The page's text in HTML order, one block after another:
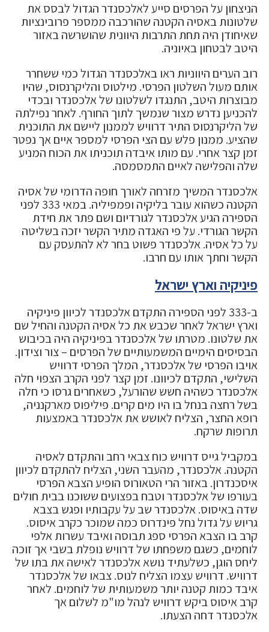
הניצחון על הפרסים סייע לאלכסנדר הגדול לבסס את
שלטונות באסיה הקטנה שהורכבה ממספר פרובינציות
שאיחודן היה תחת התרבות היוונית שהושרשה באזור
היטב לבטחון באיוניה.
רוב הערים היווניות ראו באלכסנדר הגדול כמי ששחרר
אותם מעול השלטון הפרסי. מילטוס והליקרנסוס, שהיו
מבוצרות היטב, התנגדו לשלטונו של אלכסנדר ובכדי
להכניען נדרש מצור שנמשך לתוך החורף. לאחר נפילתה
של הליקרנסוס התיר דרוויש לממנון ליישם את התוכנית
שהציע. ממנון פלש עם הצי הפרסי למספר איים אך נפטר
זמן קצר אחרי. עם מותו איבדה תוכניתו את הכוח המניע
שלה והפלישה לאיים התמסמסה.
אלכסנדר המשיך מזרחה לאורך חופה הדרומי של אסיה
הקטנה כשהוא עובר בליקיה ופמפיליה. במאי 333 לפני
הספירה הגיע אלכסנדר לגורדיום ושם פתר את חידת
הקשר הגורדי. על פי האגדה מתיר הקשר יזכה בשליטה
על כל אסיה. אלכסנדר פשוט בחר לא להתעסק עם
הקשר וחתך אותו עם חרבו.
פיניקיה וארץ ישראל
ב-333 לפני הספירה התקדם אלכסנדר לכיוון פיניקיה
וארץ ישראל לאחר שכבש את כל אסיה הקטנה והחיל שם
את שלטונו. מטרתו של אלכסנדר בפיניקיה היה בכיבוש
הבסיסים הימיים המשמעותיים של הפרסים – צור וצידון.
אויבו הפרסי של אלכסנדר, המלך הפרסי דרוויש
השלישי, התקדם לכיוונו. זמן קצר לפני הקרב הצפוי חלה
אלכסנדר כשהיה חשש שהורעל, כשאחרים גרסו כי חלה
בשל רחצה בנחל בו היו מים קרים. פיליפוס מארקנניה,
רופא החצר, הצליח לאושש את אלכסנדר באמצעות
תרופות שרקח.
במקביל גייס דרוויש כוח צבאי רחב והתקדם לאסיה
הקטנה. אלכסנדר, מהעבר השני, הצליח להתקדם לכיוון
איסכנדרון. באזור הרי הטאורוס הופיע הצבא הפרסי
בעורפו של אלכסנדר וטבח בפצועים ששוכנו בבית חולים
שדה באיסוס. אלכסנדר שב על עקבותיו ופגש בצבא
גריוש על גדול נחל פינדרוס כמה שמוכר כקרב איסוס.
קרב בו הצבא הפרסי ספג תבוסה ואיבד עשרות אלפי
לוחמים, כשגם משפחתו של דרוויש נופלת בשבי אך זוכה
ליחס הוגן, כשלעתיד נושא אלכסנדר לאישה את בתו של
דרוויש. דרוויש עצמו הצליח לנוס. צבאו של אלכסנדר
איבד כמות קטנה יותר משמעותית של לוחמים. לאחר
קרב איסוס ביקש דרוויש לנהל מו"מ לשלום אך
אלכסנדר דחה הצעתו.